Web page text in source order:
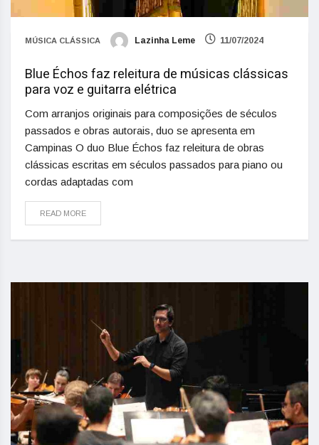
MÚSICA CLÁSSICA Lazinha Leme 11/07/2024
Blue Échos faz releitura de músicas clássicas
para voz e guitarra elétrica
Com arranjos originais para composições de séculos
passados e obras autorais, duo se apresenta em
Campinas O duo Blue Échos faz releitura de obras
clássicas escritas em séculos passados para piano ou
cordas adaptadas com
READ MORE